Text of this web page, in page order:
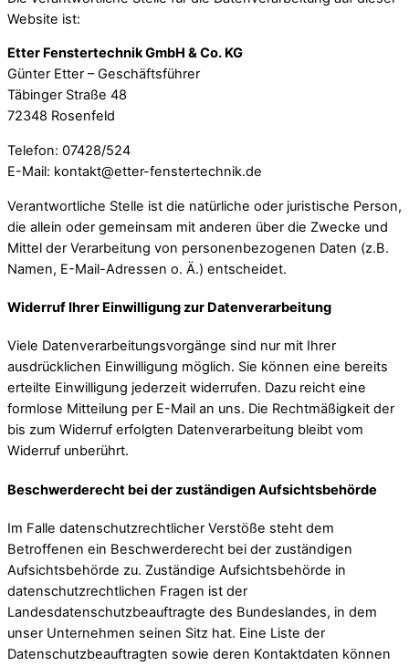
Website ist:
Etter Fenstertechnik GmbH & Co. KG
Günter Etter – Geschäftsführer
Täbinger Straße 48
72348 Rosenfeld
Telefon: 07428/524
E-Mail: kontakt@etter-fenstertechnik.de
Verantwortliche Stelle ist die natürliche oder juristische Person,
die allein oder gemeinsam mit anderen über die Zwecke und
Mittel der Verarbeitung von personenbezogenen Daten (z.B.
Namen, E-Mail-Adressen o. Ä.) entscheidet.
Widerruf Ihrer Einwilligung zur Datenverarbeitung
Viele Datenverarbeitungsvorgänge sind nur mit Ihrer
ausdrücklichen Einwilligung möglich. Sie können eine bereits
erteilte Einwilligung jederzeit widerrufen. Dazu reicht eine
formlose Mitteilung per E-Mail an uns. Die Rechtmäßigkeit der
bis zum Widerruf erfolgten Datenverarbeitung bleibt vom
Widerruf unberührt.
Beschwerderecht bei der zuständigen Aufsichtsbehörde
Im Falle datenschutzrechtlicher Verstöße steht dem
Betroffenen ein Beschwerderecht bei der zuständigen
Aufsichtsbehörde zu. Zuständige Aufsichtsbehörde in
datenschutzrechtlichen Fragen ist der
Landesdatenschutzbeauftragte des Bundeslandes, in dem
unser Unternehmen seinen Sitz hat. Eine Liste der
Datenschutzbeauftragten sowie deren Kontaktdaten können